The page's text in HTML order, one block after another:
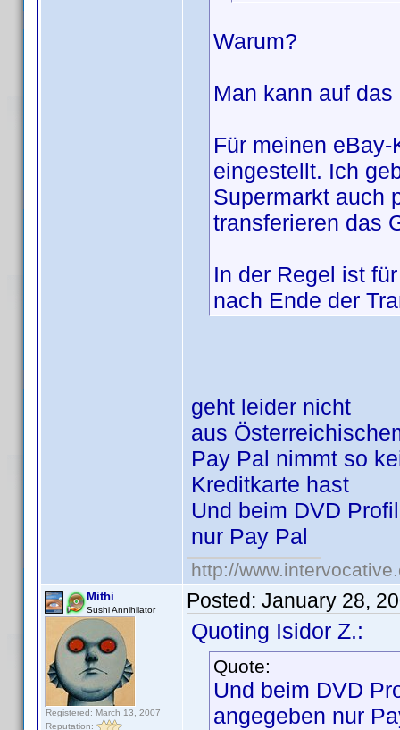
Warum?
Man kann auf
Für meinen
eingestellt. Ich
Supermarkt auch
transferieren das
In der Regel ist
nach Ende der
geht leider nicht
aus
Pay Pal nimmt so
Kreditkarte hast
Und beim DVD
nur Pay Pal
http://
Mithi
Sushi Annihilator
Registered: March 13, 2007
Reputation:
Posted: January 28,
Quoting Isidor Z.:
Quote:
Und beim DVD
angegeben nur